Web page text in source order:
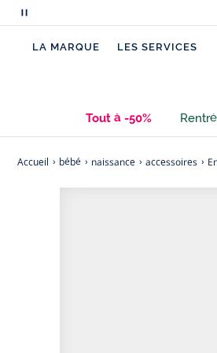
Mettre
pause
LA MARQUE LES SERVICES
Tout à -50%
Accueil bébé naissance accessoires